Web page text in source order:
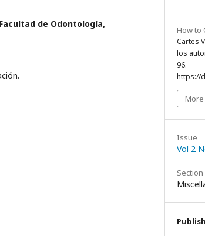
Facultad de Odontología,
How to
Cartes
los
96.
https://
More
Issue
Vol 2
Section